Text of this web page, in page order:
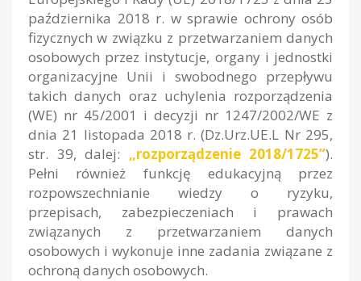
października 2018 r. w sprawie ochrony osób
fizycznych w związku z przetwarzaniem danych
osobowych przez instytucje, organy i jednostki
organizacyjne Unii i swobodnego przepływu
takich danych oraz uchylenia rozporządzenia
(WE) nr 45/2001 i decyzji nr 1247/2002/WE z
dnia 21 listopada 2018 r. (Dz.Urz.UE.L Nr 295,
str. 39, dalej: „rozporządzenie 2018/1725”).
Pełni również funkcję edukacyjną przez
rozpowszechnianie wiedzy o ryzyku,
przepisach, zabezpieczeniach i prawach
związanych z przetwarzaniem danych
osobowych i wykonuje inne zadania związane z
ochroną danych osobowych.